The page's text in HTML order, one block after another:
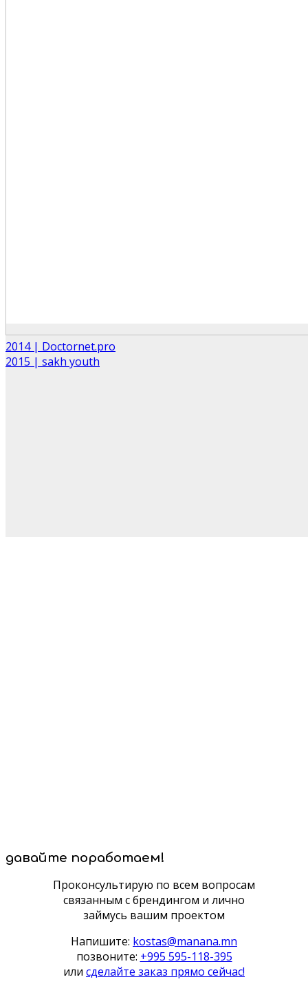
2014 | Doctornet.pro
2015 | sakh youth
давайте поработаем!
Проконсультирую по всем вопросам
связанным с брендингом и лично
займусь вашим проектом
Напишите: kostas@manana.mn
позвоните: +995 595-118-395
или сделайте заказ прямо сейчас!